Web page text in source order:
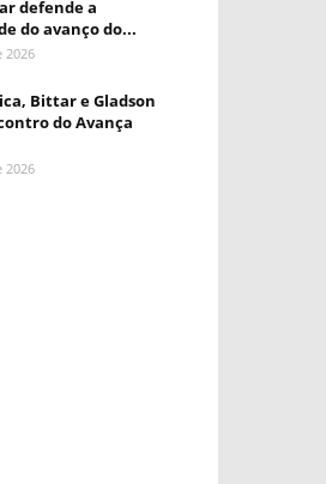
defende a
do avanço do...
2026
Bittar e Gladson
do Avança
2026